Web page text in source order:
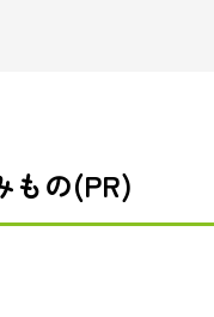
もの(PR)